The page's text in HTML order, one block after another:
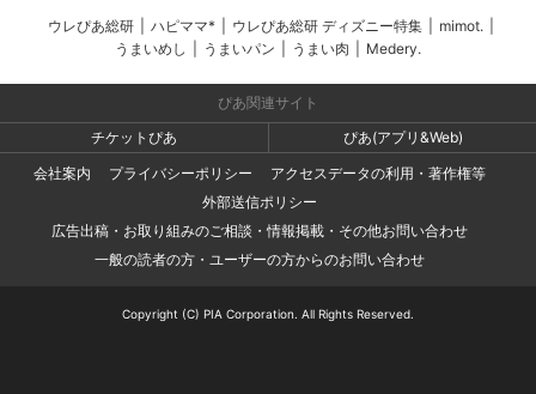
ウレぴあ総研 ハピママ* ウレぴあ総研 ディズニー特集 mimot.
うまいめし
うまいパン うまい肉 Medery.
ぴあ関連サイト
チケットぴあ
ぴあ(アプリ&Web)
会社案内
プライバシーポリシー
アクセスデータの利用・著作権等
外部送信ポリシー
広告出稿・お取り組みのご相談・情報掲載・その他お問い合わせ
一般の読者の方・ユーザーの方からのお問い合わせ
Copyright (C) PIA Corporation. All Rights Reserved.